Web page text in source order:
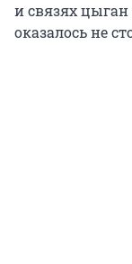
и связях цыган
оказалось не